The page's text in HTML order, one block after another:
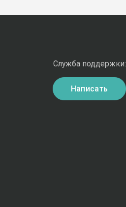
Служба поддержки:
Написать